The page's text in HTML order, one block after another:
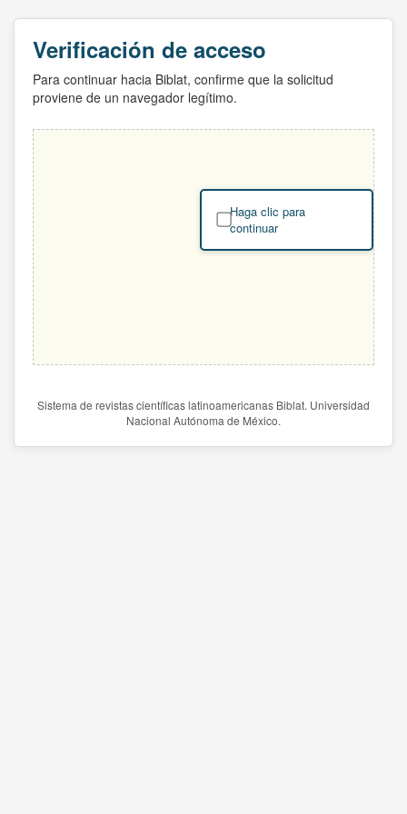
Verificación de acceso
Para continuar hacia Biblat, confirme que la solicitud
proviene de un navegador legítimo.
Haga clic para
continuar
Sistema de revistas científicas latinoamericanas Biblat. Universidad
Nacional Autónoma de México.